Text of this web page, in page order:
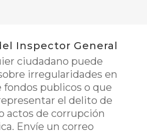
Inspector General
ciudadano puede
irregularidades en
fondos publicos o que
el delito de
actos de corrupción
Envíe un correo